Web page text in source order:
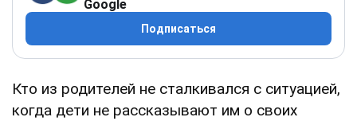
Google
Подписаться
Кто из родителей не сталкивался с ситуацией,
когда дети не рассказывают им о своих